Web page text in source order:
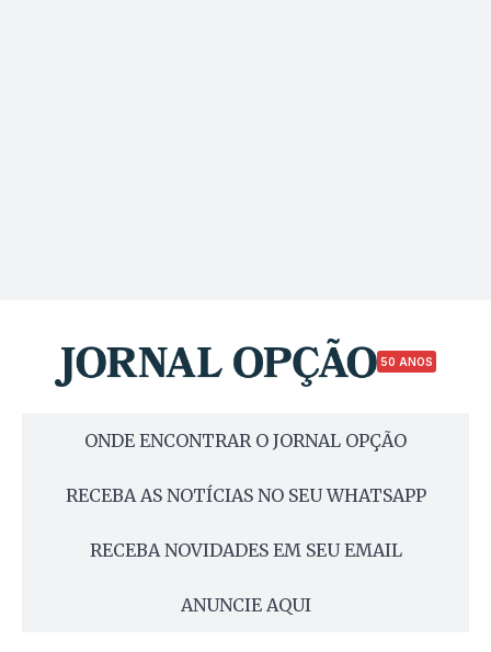
50 ANOS
ONDE ENCONTRAR O JORNAL OPÇÃO
RECEBA AS NOTÍCIAS NO SEU WHATSAPP
RECEBA NOVIDADES EM SEU EMAIL
ANUNCIE AQUI